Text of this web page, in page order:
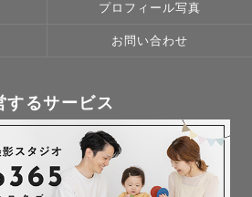
切な時間を思いと共に大切な写真
、妊婦さんへの気遣いを含め安心し
プロフィール写真
お問い合わせ
するサービス